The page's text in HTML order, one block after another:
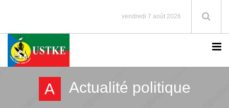
vendredi 7 août 2026
A Actualité politique